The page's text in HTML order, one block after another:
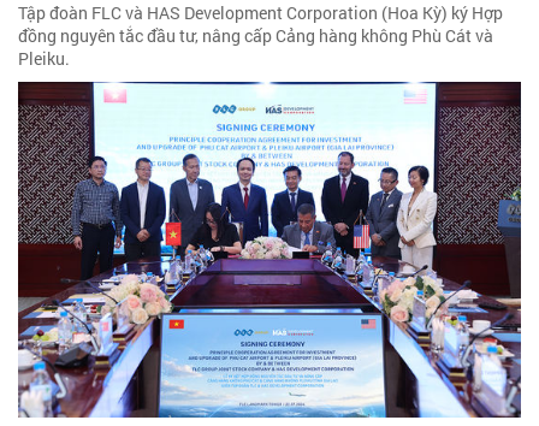
Tập đoàn FLC và HAS Development Corporation (Hoa Kỳ) ký Hợp
đồng nguyên tắc đầu tư, nâng cấp Cảng hàng không Phù Cát và
Pleiku.